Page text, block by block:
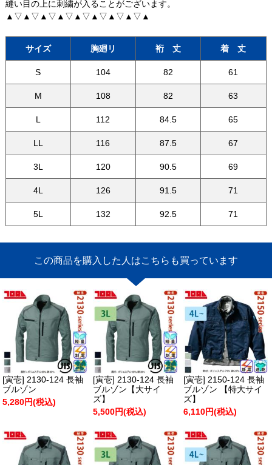
縫い目の上に刺繍が入ることがございます。
▲▽▲▽▲▽▲▽▲▽▲▽▲▽▲▽▲
サイズ 胸廻リ 裄 丈 着 丈
S 104 82 61
M 108 82 63
L 112 84.5 65
LL 116 87.5 67
3L 120 90.5 69
4L 126 91.5 71
5L 132 92.5 71
この商品を購入した人はこちらも買っています
[寅壱] 2130-124 長袖
ブルゾン
5,280円(税込)
[寅壱] 2130-124 長袖
ブルゾン【大サイ
ズ】
5,500円(税込)
[寅壱] 2150-124 長袖
ブルゾン 【特大サイ
ズ】
6,110円(税込)